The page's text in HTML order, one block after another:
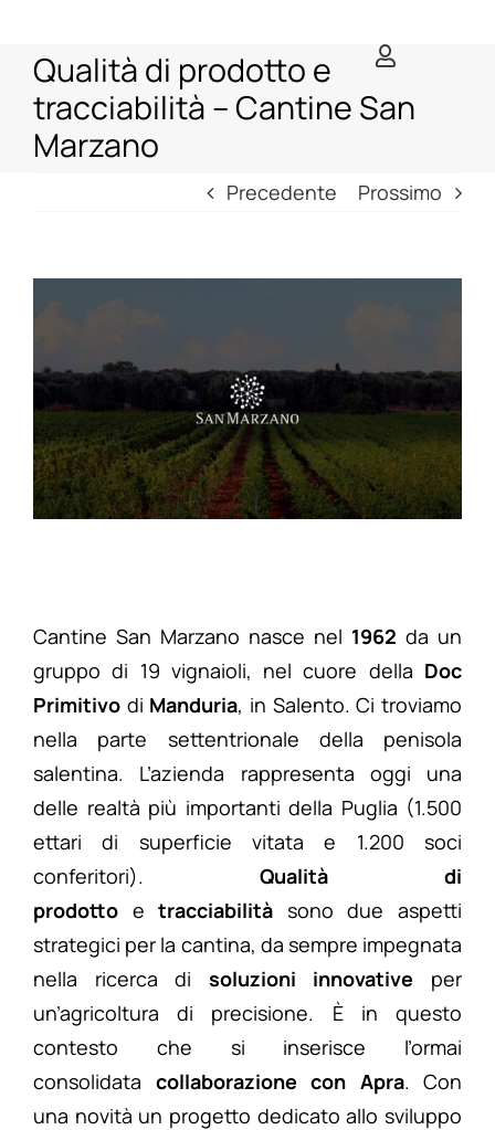
contenuto
Qualità di prodotto e
tracciabilità – Cantine San
Marzano
Precedente Prossimo
Image
Cantine San Marzano nasce nel 1962 da un
gruppo di 19 vignaioli, nel cuore della Doc
Primitivo di Manduria, in Salento. Ci troviamo
nella parte settentrionale della penisola
salentina. L’azienda rappresenta oggi una
delle realtà più importanti della Puglia (1.500
ettari di superficie vitata e 1.200 soci
conferitori). Qualità di
prodotto etracciabilità sono due aspetti
strategici per la cantina, da sempre impegnata
nella ricerca di soluzioni innovative per
un’agricoltura di precisione. È in questo
contesto che si inserisce l’ormai
consolidata collaborazione con Apra. Con
una novità un progetto dedicato allo sviluppo